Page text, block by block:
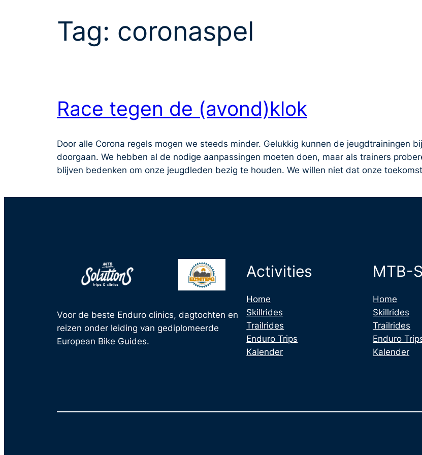
Tag: coronaspel
Race tegen de (avond)klok
Door alle Corona regels mogen we steeds minder. Gelukkig kunnen de jeugdtrainingen
doorgaan. We hebben al de nodige aanpassingen moeten doen, maar als trainers
blijven bedenken om onze jeugdleden bezig te houden. We willen niet dat onze
Voor de beste Enduro clinics, dagtochten en
reizen onder leiding van gediplomeerde
European Bike Guides.
Activities
Home
Skillrides
Trailrides
Enduro Trips
Kalender
MTB-
Home
Skillrides
Trailrides
Enduro
Kalender